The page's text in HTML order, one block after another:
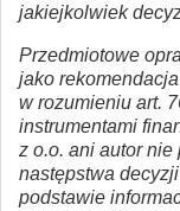
jakiejkolwiek
Przedmiotowe
jako
w rozumieniu art.
instrumentami
z o.o. ani autor
następstwa
podstawie